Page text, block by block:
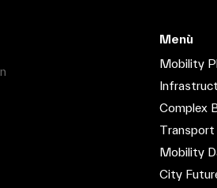
Menù
Mobility
Complex
Transport
Mobility
City